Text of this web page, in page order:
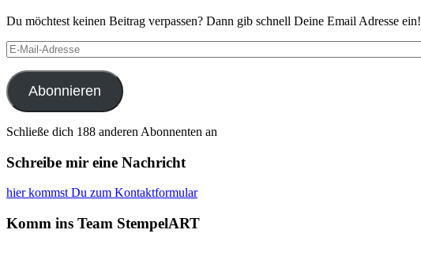
Du möchtest keinen Beitrag verpassen? Dann gib schnell Deine Email Adresse ein!
E-
Mail-
Adresse
Abonnieren
Schließe dich 188 anderen Abonnenten an
Schreibe mir eine Nachricht
hier kommst Du zum Kontaktformular
Komm ins Team StempelART